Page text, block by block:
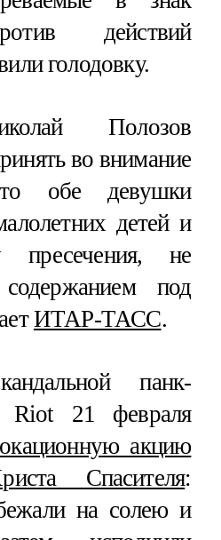
действий
голодовку.
Полозов
во внимание
обе девушки
детей и
пресечения, не
под
ИТАР-ТАСС.
панк-
Riot 21 февраля
акцию
Спасителя:
на солею и